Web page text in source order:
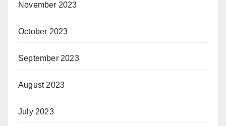
November 2023
October 2023
September 2023
August 2023
July 2023